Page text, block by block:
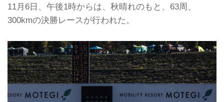
11月6日、午後1時からは、秋晴れのもと、63周、
300kmの決勝レースが行われた。